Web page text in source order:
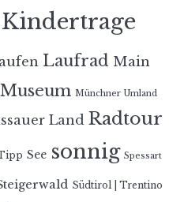
Kindertrage
Laufrad Main
Museum Münchner Umland
Land Radtour
See sonnig Spessart
Südtirol | Trentino